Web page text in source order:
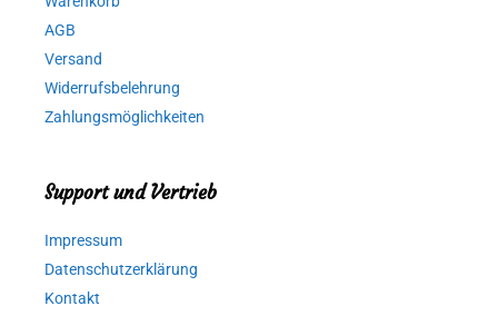
AGB
Versand
Widerrufsbelehrung
Zahlungsmöglichkeiten
Support und Vertrieb
Impressum
Datenschutzerklärung
Kontakt